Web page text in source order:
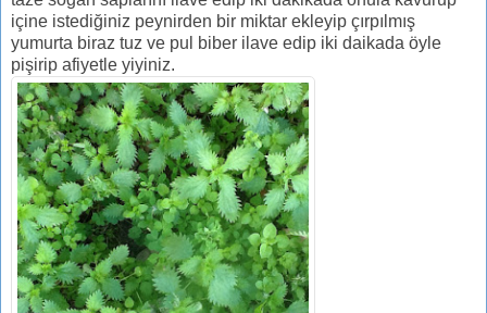
içine istediğiniz peynirden bir miktar ekleyip çırpılmış
yumurta biraz tuz ve pul biber ilave edip iki daikada öyle
pişirip afiyetle yiyiniz.